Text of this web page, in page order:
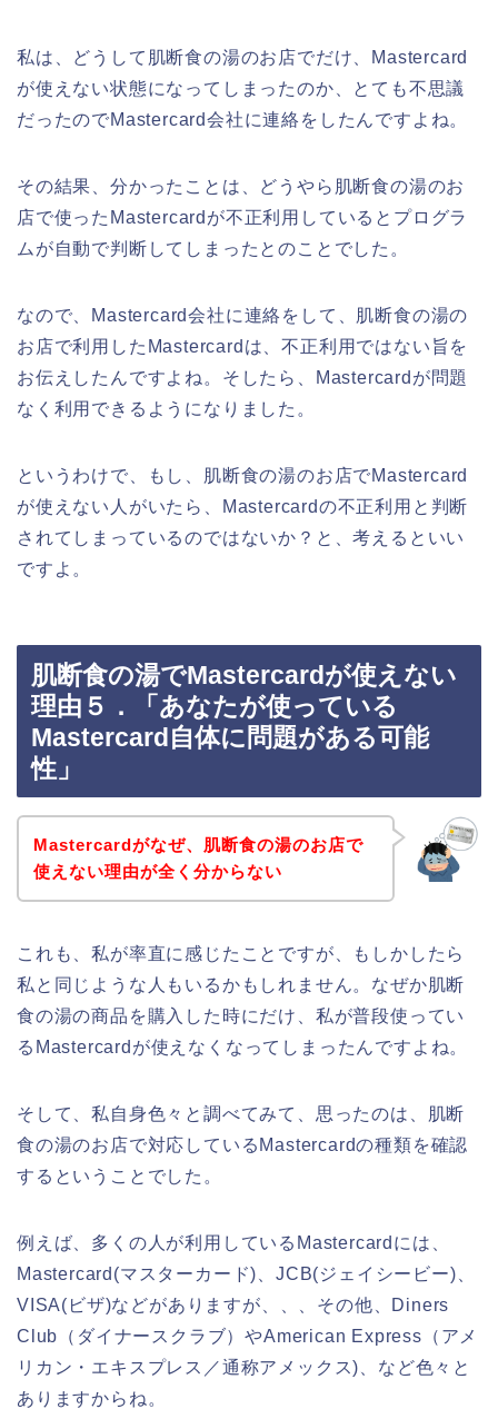
私は、どうして肌断食の湯のお店でだけ、Mastercard
が使えない状態になってしまったのか、とても不思議
だったのでMastercard会社に連絡をしたんですよね。
その結果、分かったことは、どうやら肌断食の湯のお
店で使ったMastercardが不正利用しているとプログラ
ムが自動で判断してしまったとのことでした。
なので、Mastercard会社に連絡をして、肌断食の湯の
お店で利用したMastercardは、不正利用ではない旨を
お伝えしたんですよね。そしたら、Mastercardが問題
なく利用できるようになりました。
というわけで、もし、肌断食の湯のお店でMastercard
が使えない人がいたら、Mastercardの不正利用と判断
されてしまっているのではないか？と、考えるといい
ですよ。
肌断食の湯でMastercardが使えない
理由５．「あなたが使っている
Mastercard自体に問題がある可能
性」
Mastercardがなぜ、肌断食の湯のお店で
使えない理由が全く分からない
これも、私が率直に感じたことですが、もしかしたら
私と同じような人もいるかもしれません。なぜか肌断
食の湯の商品を購入した時にだけ、私が普段使ってい
るMastercardが使えなくなってしまったんですよね。
そして、私自身色々と調べてみて、思ったのは、肌断
食の湯のお店で対応しているMastercardの種類を確認
するということでした。
例えば、多くの人が利用しているMastercardには、
Mastercard(マスターカード)、JCB(ジェイシービー)、
VISA(ビザ)などがありますが、、、その他、Diners
Club（ダイナースクラブ）やAmerican Express（アメ
リカン・エキスプレス／通称アメックス)、など色々と
ありますからね。